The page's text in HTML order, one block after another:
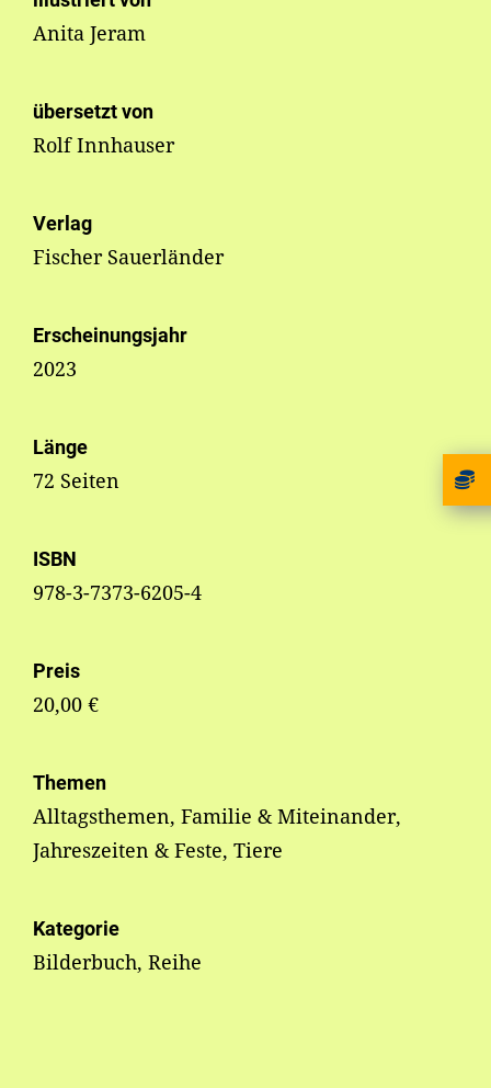
Anita Jeram
übersetzt von
Rolf Innhauser
Verlag
Fischer Sauerländer
Erscheinungsjahr
2023
Länge
72 Seiten
ISBN
978-3-7373-6205-4
Preis
20,00 €
Themen
Alltagsthemen, Familie & Miteinander,
Jahreszeiten & Feste, Tiere
Kategorie
Bilderbuch, Reihe